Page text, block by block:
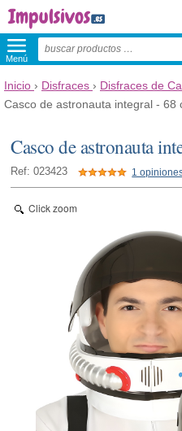
Menú
Inicio › Disfraces › Disfraces de
Casco de astronauta integral - 68
Casco de astronauta
Ref: 023423 1
Click zoom